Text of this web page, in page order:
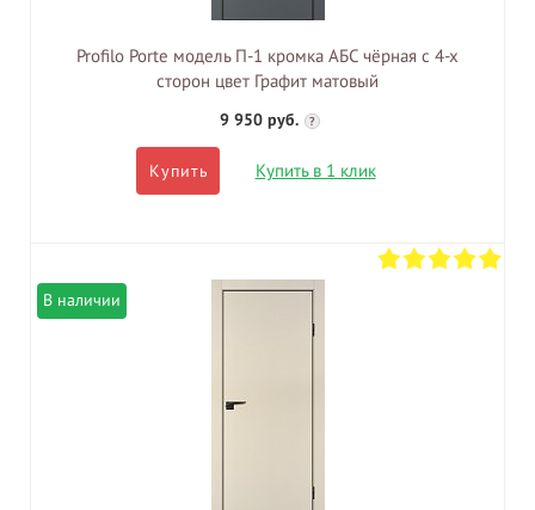
Profilo Porte модель П-1 кромка АБС чёрная с 4-х
сторон цвет Графит матовый
9 950 руб. ?
Купить Купить в 1 клик
В наличии